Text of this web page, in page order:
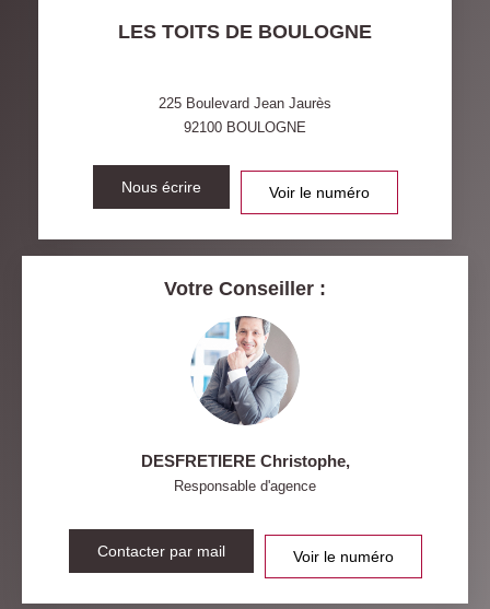
VOITURE
RÉSULTATS DES LYCÉES ECOLES ET CRÈCHES
RESTAURANTS ET CAFÉS COMMERCES
MÉDECINS
LES TOITS DE BOULOGNE
225 Boulevard Jean Jaurès
92100 BOULOGNE
Nous écrire Voir le numéro
Votre Conseiller :
DESFRETIERE Christophe,
Responsable d'agence
Contacter par mail Voir le numéro